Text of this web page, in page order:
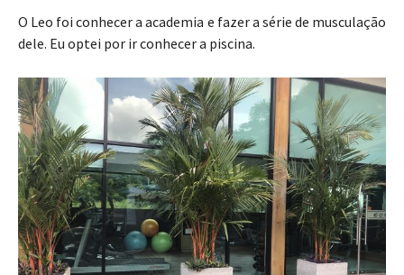
O Leo foi conhecer a academia e fazer a série de musculação
dele. Eu optei por ir conhecer a piscina.